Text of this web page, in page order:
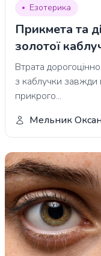
Езотерика
Прикмета та
золотої
Втрата
з каблучки завжди
прикрого...
Мельник